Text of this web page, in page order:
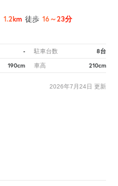
1.2km 徒歩 16～23分
- 駐車台数 8台
190cm 車高 210cm
2026年7月24日 更新